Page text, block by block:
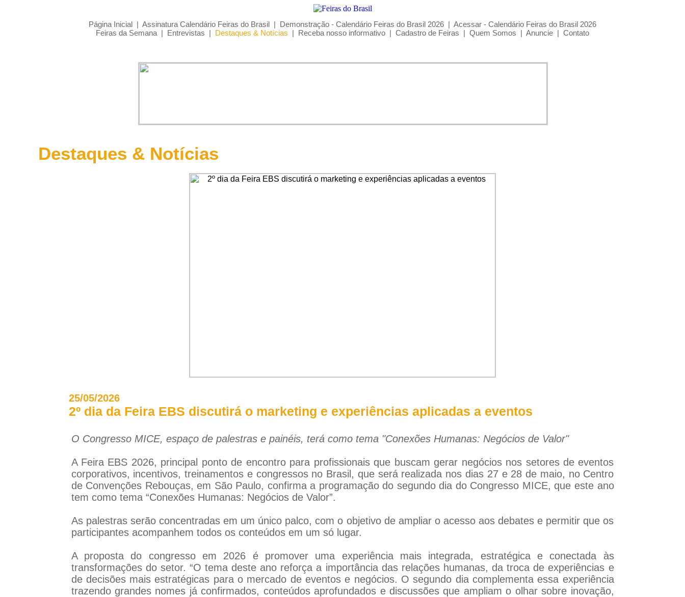
Página Inicial | Assinatura Calendário Feiras do Brasil | Demonstração - Calendário Feiras do Brasil 2026 | Acessar - Calendário Feiras do Brasil 2026
Feiras da Semana | Entrevistas | Destaques & Notícias | Receba nosso informativo | Cadastro de Feiras | Quem Somos | Anuncie | Contato
Destaques & Notícias
25/05/2026
2º dia da Feira EBS discutirá o marketing e experiências aplicadas a eventos
O Congresso MICE, espaço de palestras e painéis, terá como tema "Conexões Humanas: Negócios de Valor"
A Feira EBS 2026, principal ponto de encontro para profissionais que buscam gerar negócios nos setores de eventos
corporativos, incentivos, treinamentos e congressos no Brasil, que será realizada nos dias 27 e 28 de maio, no Centro
de Convenções Rebouças, em São Paulo, confirma a programação do segundo dia do Congresso MICE, que este ano
tem como tema “Conexões Humanas: Negócios de Valor”.
As palestras serão concentradas em um único palco, com o objetivo de ampliar o acesso aos debates e permitir que os
participantes acompanhem todos os conteúdos em um só lugar.
A proposta do congresso em 2026 é promover uma experiência mais integrada, estratégica e conectada às
transformações do setor. “O tema deste ano reforça a importância das relações humanas, da troca de experiências e
de decisões mais estratégicas para o mercado de eventos e negócios. O segundo dia complementa essa experiência
trazendo grandes nomes já confirmados, conteúdos aprofundados e discussões que ampliam o olhar sobre inovação,